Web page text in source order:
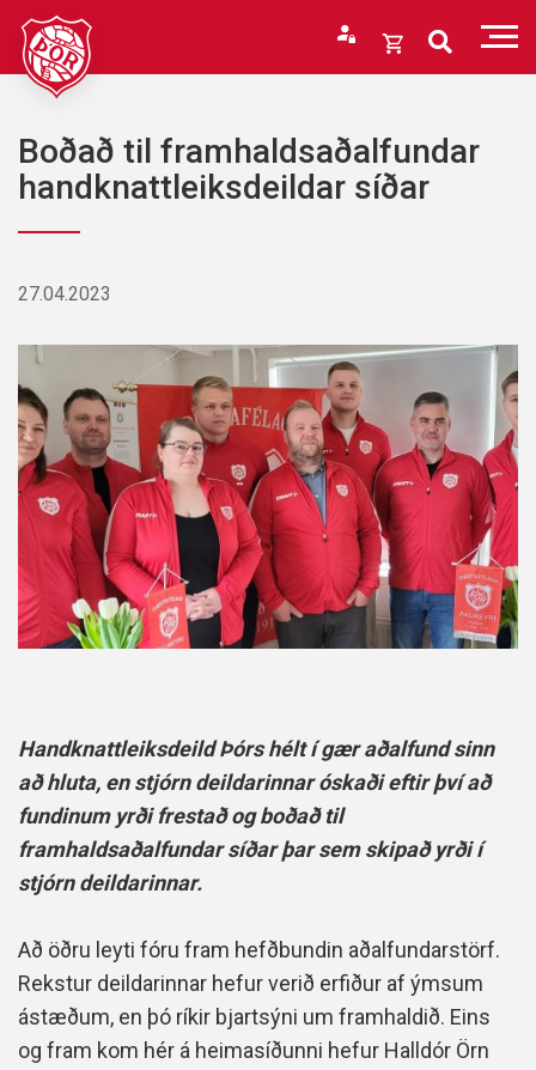
Fara
efni
Opna
Karfan þín
Karfan er tóm.
Boðað til framhaldsaðalfundar
handknattleiksdeildar síðar
27.04.2023
Handknattleiksdeild Þórs hélt í gær aðalfund sinn
að hluta, en stjórn deildarinnar óskaði eftir því að
fundinum yrði frestað og boðað til
framhaldsaðalfundar síðar þar sem skipað yrði í
stjórn deildarinnar.
Að öðru leyti fóru fram hefðbundin aðalfundarstörf.
Rekstur deildarinnar hefur verið erfiður af ýmsum
ástæðum, en þó ríkir bjartsýni um framhaldið. Eins
og fram kom hér á heimasíðunni hefur Halldór Örn